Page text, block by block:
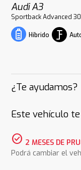
Audi A3
Sportback Advanced
Híbrido
¿Te ayudamos?
Este vehículo
check_circle 2 MESES DE
Podrá cambiar el